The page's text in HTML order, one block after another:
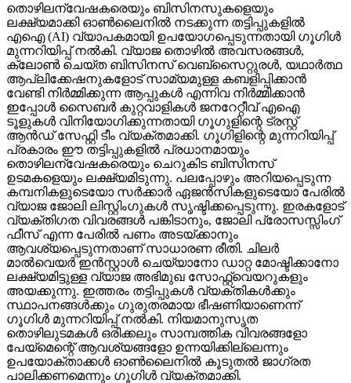
തൊഴിലന്വേഷകരെയും ബിസിനസുകളെയും
ലക്ഷ്യമാക്കി ഓണ്‍ലൈനില്‍ നടക്കുന്ന തട്ടിപ്പുകളില്‍
എഐ (AI) വ്യാപകമായി ഉപയോഗപ്പെടുന്നതായി ഗൂഗിള്‍
മുന്നറിയിപ്പ് നല്‍കി. വ്യാജ തൊഴില്‍ അവസരങ്ങള്‍,
ക്ലോണ്‍ ചെയ്ത ബിസിനസ് വെബ്‌സൈറ്റുരള്‍, യഥാര്‍ത്ഥ
ആപ്ലിക്കേഷനുകളോട് സാമ്യമുള്ള കബളിപ്പിക്കാന്‍
വേണ്ടി നിര്‍മ്മിക്കുന്ന ആപ്പുകള്‍ എന്നിവ നിര്‍മ്മിക്കാന്‍
ഇപ്പോള്‍ സൈബര്‍ കുറ്റവാളികള്‍ ജനറേറ്റീവ് എഐ
ടൂളുകള്‍ വിനിയോഗിക്കുന്നതായി ഗൂഗുളിന്റെ ട്രസ്റ്റ്
ആന്‍ഡ് സേഫ്റ്റി ടീം വ്യക്തമാക്കി. ഗൂഗിളിന്റെ മുന്നറിയിപ്പ്
പ്രകാരം ഈ തട്ടിപ്പുകളില്‍ പ്രധാനമായും
തൊഴിലന്വേഷകരെയും ചെറുകിട ബിസിനസ്
ഉടമകളെയും ലക്ഷ്യമിടുന്നു. പലപ്പോഴും അറിയപ്പെടുന്ന
കമ്പനികളുടെയോ സര്‍ക്കാര്‍ ഏജന്‍സികളുടെയോ പേരില്‍
വ്യാജ ജോലി ലിസ്റ്റിംഗുകള്‍ സൃഷ്ടിക്കപ്പെടുന്നു. ഇരകളോട്
വ്യക്തിഗത വിവരങ്ങള്‍ പങ്കിടാനും, ജോലി പ്രോസസ്സിംഗ്
ഫീസ് എന്ന പേരില്‍ പണം അടയ്ക്കാനും
ആവശ്യപ്പെടുന്നതാണ് സാധാരണ രീതി. ചിലര്‍
മാല്‍വെയര്‍ ഇന്‍സ്റ്റാള്‍ ചെയ്യാനോ ഡാറ്റ മോഷ്ടിക്കാനോ
ലക്ഷ്യമിട്ടുള്ള വ്യാജ അഭിമുഖ സോഫ്റ്റ്‌വെയറുകളും
അയക്കുന്നു. ഇത്തരം തട്ടിപ്പുകള്‍ വ്യക്തികള്‍ക്കും
സ്ഥാപനങ്ങള്‍ക്കും ഗുരുതരമായ ഭീഷണിയാണെന്ന്
ഗൂഗിള്‍ മുന്നറിയിപ്പ് നല്‍കി. നിയമാനുസൃത
തൊഴിലുടമകള്‍ ഒരിക്കലും സാമ്പത്തിക വിവരങ്ങളോ
പേയ്‌മെന്റെ് ആവശ്യങ്ങളോ ഉന്നയിക്കില്ലെന്നും
ഉപയോക്താക്കള്‍ ഓണ്‍ലൈനില്‍ കൂടുതല്‍ ജാഗ്രത
പാലിക്കണമെന്നും ഗൂഗിള്‍ വ്യക്തമാക്കി.